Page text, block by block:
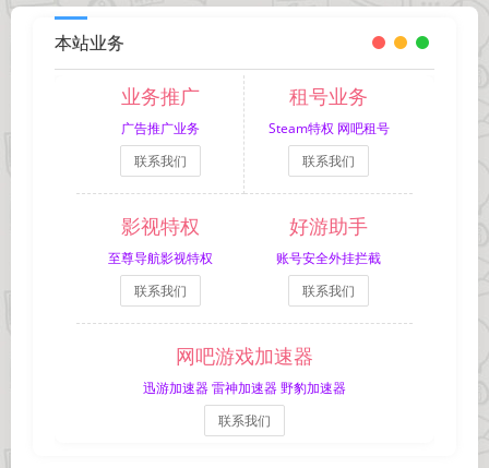
本站业务
业务推广
广告推广业务
联系我们
租号业务
Steam特权 网吧租号
联系我们
影视特权
至尊导航影视特权
联系我们
好游助手
账号安全外挂拦截
联系我们
网吧游戏加速器
迅游加速器 雷神加速器 野豹加速器
联系我们